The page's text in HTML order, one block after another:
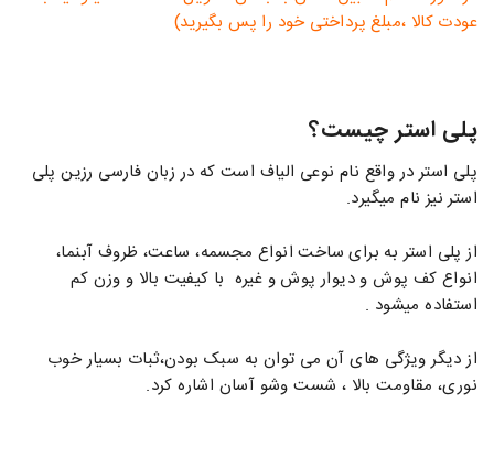
عودت کالا ،مبلغ پرداختی خود را پس بگیرید)
پلی استر چیست؟
پلی استر در واقع نام نوعی الیاف است که در زبان فارسی رزین پلی
استر نیز نام میگیرد.
از پلی استر به برای ساخت انواع مجسمه، ساعت، ظروف آبنما،
انواع کف پوش و دیوار پوش و غیره با کیفیت بالا و وزن کم
استفاده میشود .
از دیگر ویژگی های آن می توان به سبک بودن،ثبات بسیار خوب
نوری، مقاومت بالا ، شست وشو آسان اشاره کرد.